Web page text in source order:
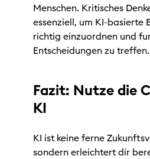
Menschen. Kritisches
essenziell, um KI-basierte
richtig einzuordnen und
Entscheidungen zu treffen.
Fazit: Nutze die
KI
KI ist keine ferne
sondern erleichtert dir